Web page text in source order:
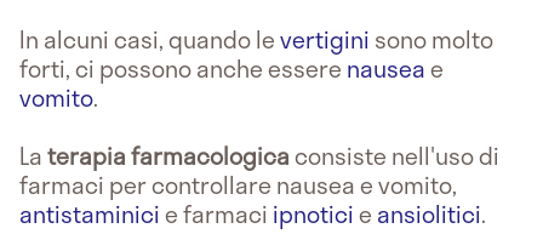
In alcuni casi, quando levertigini sono molto
forti, ci possono anche essere nauseae
vomito.
Laterapia farmacologicaconsiste nell'uso di
farmaci per controllare nausea e vomito,
antistaminicie farmaci ipnoticie ansiolitici.